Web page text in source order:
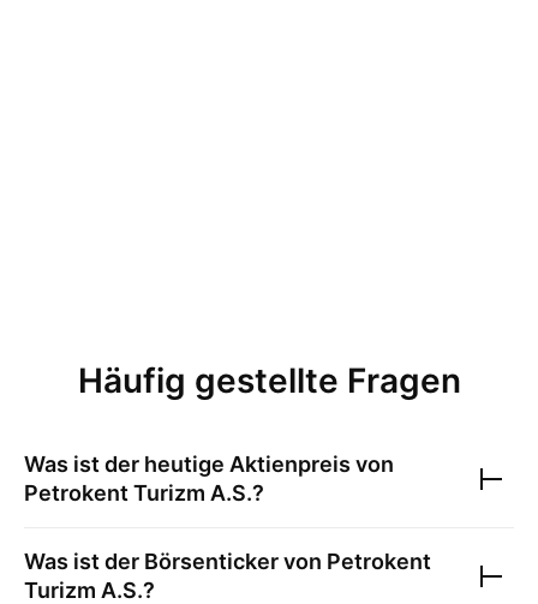
Häufig gestellte Fragen
Was ist der heutige Aktienpreis von
Petrokent Turizm A.S.?
Was ist der Börsenticker von Petrokent
Turizm A.S.?